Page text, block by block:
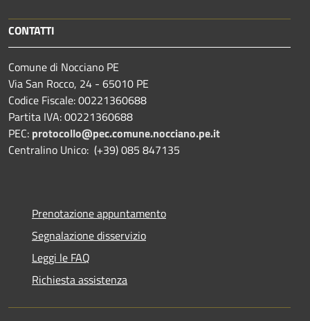
CONTATTI
Comune di Nocciano PE
Via San Rocco, 24 - 65010 PE
Codice Fiscale: 00221360688
Partita IVA: 00221360688
PEC: protocollo@pec.comune.nocciano.pe.it
Centralino Unico: (+39) 085 847135
Prenotazione appuntamento
Segnalazione disservizio
Leggi le FAQ
Richiesta assistenza